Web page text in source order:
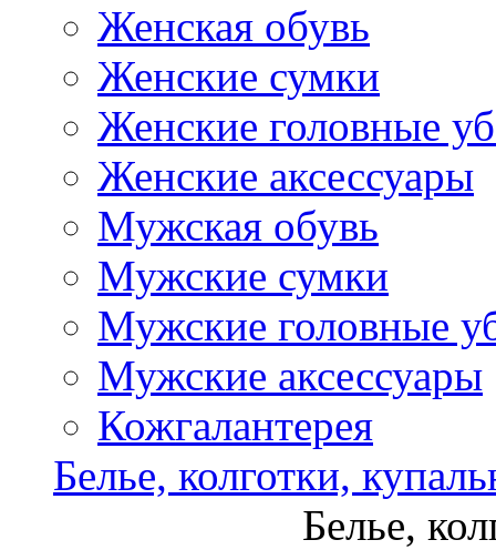
Женская обувь
Женские сумки
Женские головные
Женские аксессуары
Мужская обувь
Мужские сумки
Мужские головные
Мужские аксессуары
Кожгалантерея
Белье, колготки,
Белье,